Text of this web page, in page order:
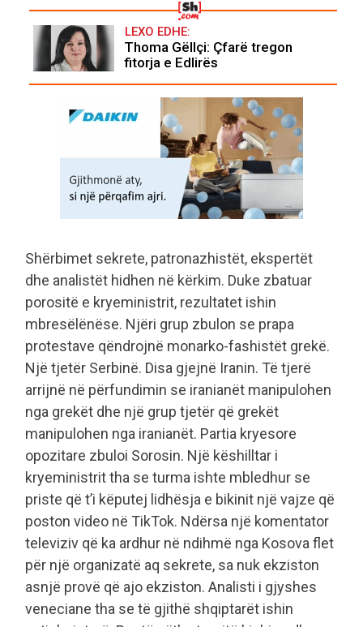
LEXO EDHE:
Thoma Gëllçi: Çfarë tregon
fitorja e Edlirës
Shërbimet sekrete, patronazhistët, ekspertët
dhe analistët hidhen në kërkim. Duke zbatuar
porositë e kryeministrit, rezultatet ishin
mbresëlënëse. Njëri grup zbulon se prapa
protestave qëndrojnë monarko-fashistët grekë.
Një tjetër Serbinë. Disa gjejnë Iranin. Të tjerë
arrijnë në përfundimin se iranianët manipulohen
nga grekët dhe një grup tjetër që grekët
manipulohen nga iranianët. Partia kryesore
opozitare zbuloi Sorosin. Një këshilltar i
kryeministrit tha se turma ishte mbledhur se
priste që t’i këputej lidhësja e bikinit një vajze që
poston video në TikTok. Ndërsa një komentator
televiziv që ka ardhur në ndihmë nga Kosova flet
për një organizatë aq sekrete, sa nuk ekziston
asnjë provë që ajo ekziston. Analisti i gjyshes
veneciane tha se të gjithë shqiptarët ishin